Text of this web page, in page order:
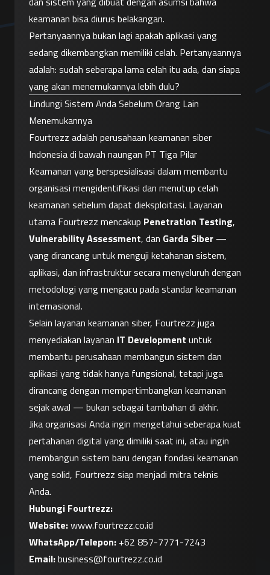
keamanan bisa diurus belakangan.
Pertanyaannya bukan lagi apakah aplikasi yang
sedang dikembangkan memiliki celah. Pertanyaannya
adalah: sudah seberapa lama celah itu ada, dan siapa
yang akan menemukannya lebih dulu?
Lindungi Sistem Anda Sebelum Orang Lain
Menemukannya
Fourtrezz adalah perusahaan keamanan siber
Indonesia di bawah naungan PT Tiga Pilar
Keamanan yang berspesialisasi dalam membantu
organisasi mengidentifikasi dan menutup celah
keamanan sebelum dapat dieksploitasi. Layanan
utama Fourtrezz mencakup Penetration Testing
Vulnerability Assessment, dan Garda Siber —
yang dirancang untuk menguji ketahanan sistem,
aplikasi, dan infrastruktur secara menyeluruh dengan
metodologi yang mengacu pada standar keamanan
internasional.
Selain layanan keamanan siber, Fourtrezz juga
menyediakan layanan IT Development untuk
membantu perusahaan membangun sistem dan
aplikasi yang tidak hanya fungsional, tetapi juga
dirancang dengan mempertimbangkan keamanan
sejak awal — bukan sebagai tambahan di akhir.
Jika organisasi Anda ingin mengetahui seberapa kuat
pertahanan digital yang dimiliki saat ini, atau ingin
membangun sistem baru dengan fondasi keamanan
yang solid, Fourtrezz siap menjadi mitra teknis
Anda.
Hubungi Fourtrezz:
Website:www.fourtrezz.co.id
WhatsApp/Telepon: +62 857-7771-7243
Email:business@fourtrezz.co.id